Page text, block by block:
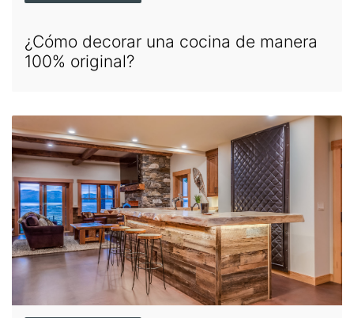
¿Cómo decorar una cocina de manera
100% original?